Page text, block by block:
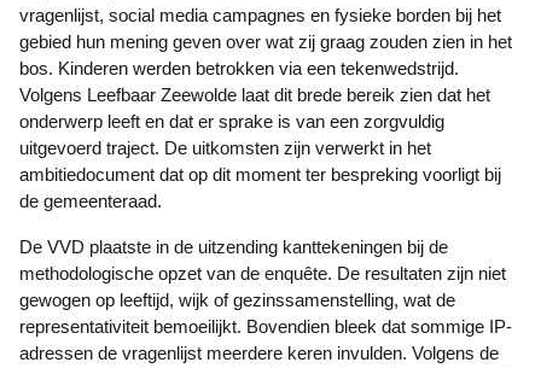
vragenlijst, social media campagnes en fysieke borden bij het
gebied hun mening geven over wat zij graag zouden zien in het
bos. Kinderen werden betrokken via een tekenwedstrijd.
Volgens Leefbaar Zeewolde laat dit brede bereik zien dat het
onderwerp leeft en dat er sprake is van een zorgvuldig
uitgevoerd traject. De uitkomsten zijn verwerkt in het
ambitiedocument dat op dit moment ter bespreking voorligt bij
de gemeenteraad.
De VVD plaatste in de uitzending kanttekeningen bij de
methodologische opzet van de enquête. De resultaten zijn niet
gewogen op leeftijd, wijk of gezinssamenstelling, wat de
representativiteit bemoeilijkt. Bovendien bleek dat sommige IP-
adressen de vragenlijst meerdere keren invulden. Volgens de